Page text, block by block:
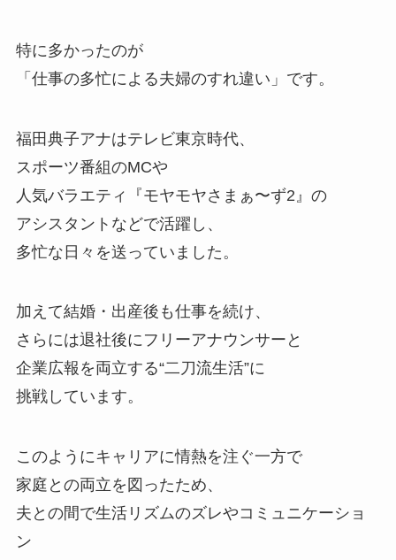
特に多かったのが
「仕事の多忙による夫婦のすれ違い」です。
福田典子アナはテレビ東京時代、
スポーツ番組のMCや
人気バラエティ『モヤモヤさまぁ〜ず2』の
アシスタントなどで活躍し、
多忙な日々を送っていました。
加えて結婚・出産後も仕事を続け、
さらには退社後にフリーアナウンサーと
企業広報を両立する“二刀流生活”に
挑戦しています。
このようにキャリアに情熱を注ぐ一方で
家庭との両立を図ったため、
夫との間で生活リズムのズレやコミュニケーショ
ン